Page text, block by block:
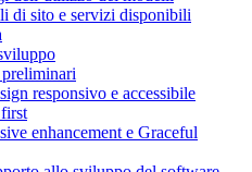
di sito e servizi disponibili
responsivo e accessibile
enhancement e Graceful